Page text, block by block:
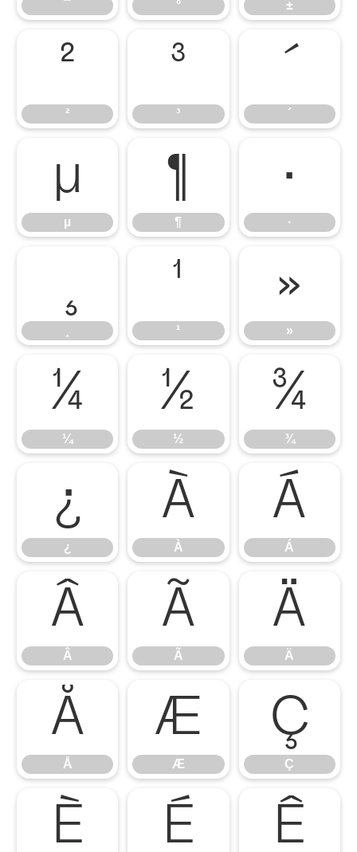
¯ ° ±
²
²
³
³
´
´
µ
µ
¶
¶
·
·
¹
¹
»
»
¼
¼
½
½
¾
¾
¿
¿
À
À
Á
Á
Â
Â
Ã
Ã
Ä
Ä
Å
Å
Æ
Æ
Ç
Ç
È É Ê